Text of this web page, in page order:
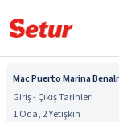
Mac Puerto Marina
Giriş - Çıkış Tarihleri
1 Oda, 2 Yetişkin